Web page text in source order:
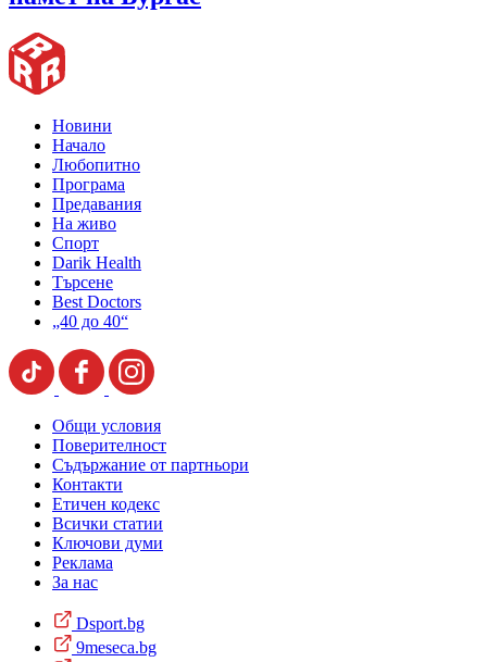
Новини
Начало
Любопитно
Програма
Предавания
На живо
Спорт
Darik Health
Търсене
Best Doctors
„40 до 40“
Общи условия
Поверителност
Съдържание от партньори
Контакти
Етичен кодекс
Всички статии
Ключови думи
Реклама
За нас
Dsport.bg
9meseca.bg